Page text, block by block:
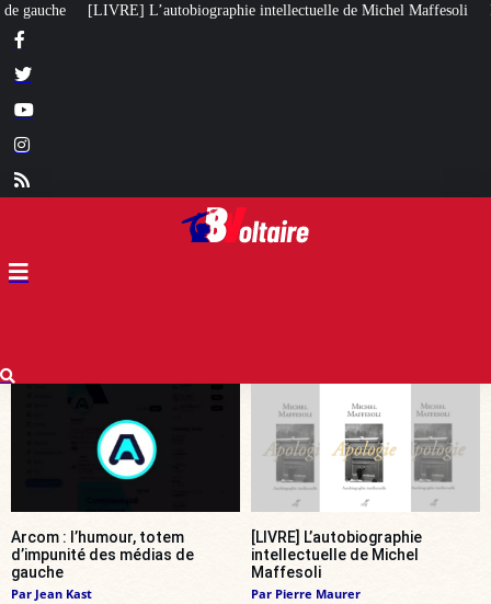
intellectuelle de Michel Maffesoli Pour regagner son influence en
Arcom : l’humour, totem
d’impunité des médias de
gauche
Par Jean Kast
[LIVRE] L’autobiographie
intellectuelle de Michel
Maffesoli
Par Pierre Maurer